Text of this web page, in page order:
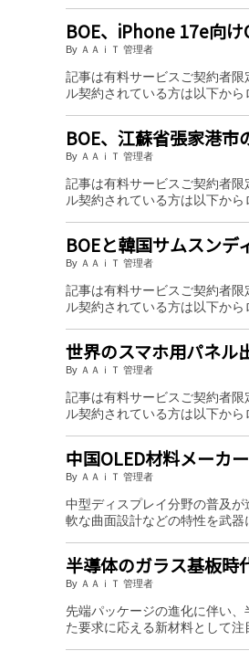
BOE、iPhone 17e向
By ＡＡｉＴ 管理者
記事は有料サービスご契約者
ル契約されている方は以下か
BOE、江蘇省張家港市
By ＡＡｉＴ 管理者
記事は有料サービスご契約者
ル契約されている方は以下か
BOEと韓国サムスンデ
By ＡＡｉＴ 管理者
記事は有料サービスご契約者
ル契約されている方は以下か
世界のスマホ用パネ
By ＡＡｉＴ 管理者
記事は有料サービスご契約者
ル契約されている方は以下か
中国OLED材料メーカ
By ＡＡｉＴ 管理者
中型ディスプレイ分野の普及
軟な曲面設計などの特性を武
半導体のガラス基板時
By ＡＡｉＴ 管理者
先端パッケージの進化に伴い
た要求に応える新材料として